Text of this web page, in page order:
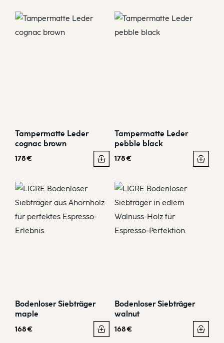
Tampermatte Leder
cognac brown
178€
Tampermatte Leder
pebble black
178€
Bodenloser Siebträger
maple
168€
Bodenloser Siebträger
walnut
168€